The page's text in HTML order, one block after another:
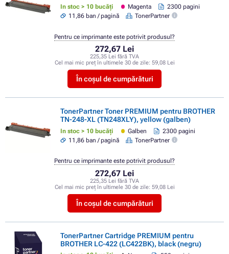
In stoc > 10 bucăți Magenta
2300 pagini
11,86 ban / pagină
TonerPartner
272,67 Lei
225,35 Lei fără TVA
Cel mai mic preț în ultimele 30 de zile: 59,08 Lei
În coșul de cumpărături
Pentru ce imprimante este potrivit produsul?
TonerPartner Toner PREMIUM pentru BROTHER
TN-248-XL (TN248XLY), yellow (galben)
In stoc > 10 bucăți Galben
2300 pagini
11,86 ban / pagină
TonerPartner
272,67 Lei
225,35 Lei fără TVA
Cel mai mic preț în ultimele 30 de zile: 59,08 Lei
În coșul de cumpărături
Pentru ce imprimante este potrivit produsul?
TonerPartner Cartridge PREMIUM pentru
BROTHER LC-422 (LC422BK), black (negru)